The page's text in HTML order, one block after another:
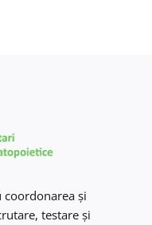
şi
testare şi